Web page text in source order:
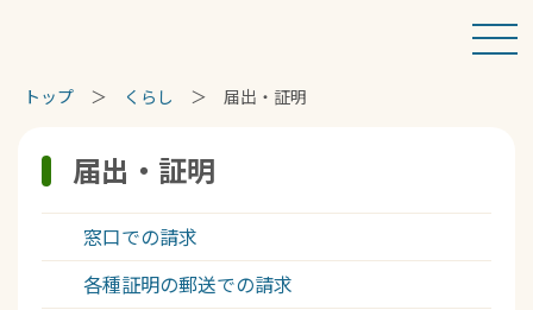
トップ くらし 届出・証明
届出・証明
窓口での請求
各種証明の郵送での請求